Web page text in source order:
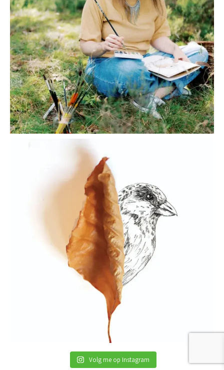
Volg me op Instagram